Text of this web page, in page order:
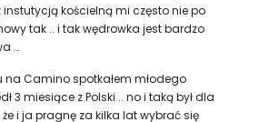
instutycją kościelną mi często nie po
tak .. i tak wędrowka jest bardzo
…
na Camino spotkałem młodego
3 miesiące z Polski .. no i taką był dla
i ja pragnę za kilka lat wybrać się